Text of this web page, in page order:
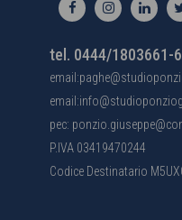
tel. 0444/1803661-
pec:
P.IVA 03419470244
Codice Destinatario